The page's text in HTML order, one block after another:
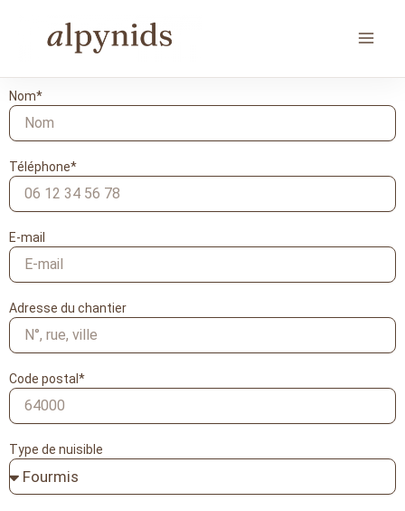
Nom*
Téléphone*
E-mail
Adresse du chantier
Code postal*
Type de nuisible